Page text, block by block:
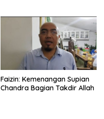
Faizin: Kemenangan Supian
Chandra Bagian Takdir Allah